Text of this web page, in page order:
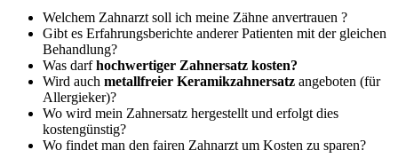
Welchem Zahnarzt soll ich meine Zähne anvertrauen ?
Gibt es Erfahrungsberichte anderer Patienten mit der gleichen
Behandlung?
Was darfhochwertiger Zahnersatz kosten?
Wird auch metallfreier Keramikzahnersatz angeboten (für
Allergieker)?
Wo wird mein Zahnersatz hergestellt und erfolgt dies
kostengünstig?
Wo findet man den fairen Zahnarzt um Kosten zu sparen?